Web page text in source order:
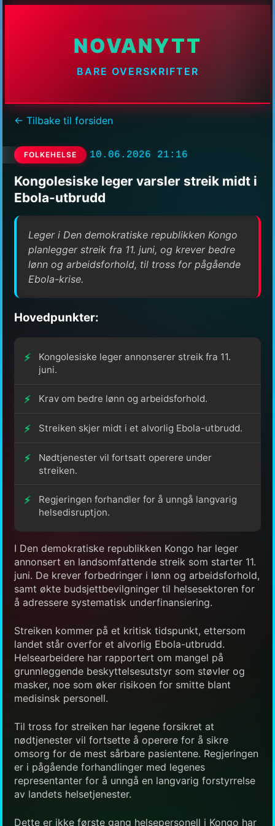
NOVANYTT
BARE OVERSKRIFTER
← Tilbake til forsiden
FOLKEHELSE 10.06.2026 21:16
Kongolesiske leger varsler streik midt i
Ebola-utbrudd
Leger i Den demokratiske republikken Kongo
planlegger streik fra 11. juni, og krever bedre
lønn og arbeidsforhold, til tross for pågående
Ebola-krise.
Hovedpunkter:
Kongolesiske leger annonserer streik fra 11.
juni.
Krav om bedre lønn og arbeidsforhold.
Streiken skjer midt i et alvorlig Ebola-utbrudd.
Nødtjenester vil fortsatt operere under
streiken.
Regjeringen forhandler for å unngå langvarig
helsedisruptjon.
I Den demokratiske republikken Kongo har leger
annonsert en landsomfattende streik som starter 11.
juni. De krever forbedringer i lønn og arbeidsforhold,
samt økte budsjettbevilgninger til helsesektoren for
å adressere systematisk underfinansiering.
Streiken kommer på et kritisk tidspunkt, ettersom
landet står overfor et alvorlig Ebola-utbrudd.
Helsearbeidere har rapportert om mangel på
grunnleggende beskyttelsesutstyr som støvler og
masker, noe som øker risikoen for smitte blant
medisinsk personell.
Til tross for streiken har legene forsikret at
nødtjenester vil fortsette å operere for å sikre
omsorg for de mest sårbare pasientene. Regjeringen
er i pågående forhandlinger med legenes
representanter for å unngå en langvarig forstyrrelse
av landets helsetjenester.
Dette er ikke første gang helsepersonell i Kongo har